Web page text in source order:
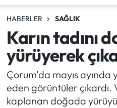
HABERLER SAĞLIK
Karın tadını
yürüyerek
Çorum'da mayıs
eden görüntüler
kaplanan doğada
Bayat Haberleri
Bilgi - Keşfet Haberleri
Bilim ve Teknoloji
Boğazkale Haberleri
Çorum Hava Durumu
Çorum Namaz
Çorum Trafik
TFF 1.Lig Puan